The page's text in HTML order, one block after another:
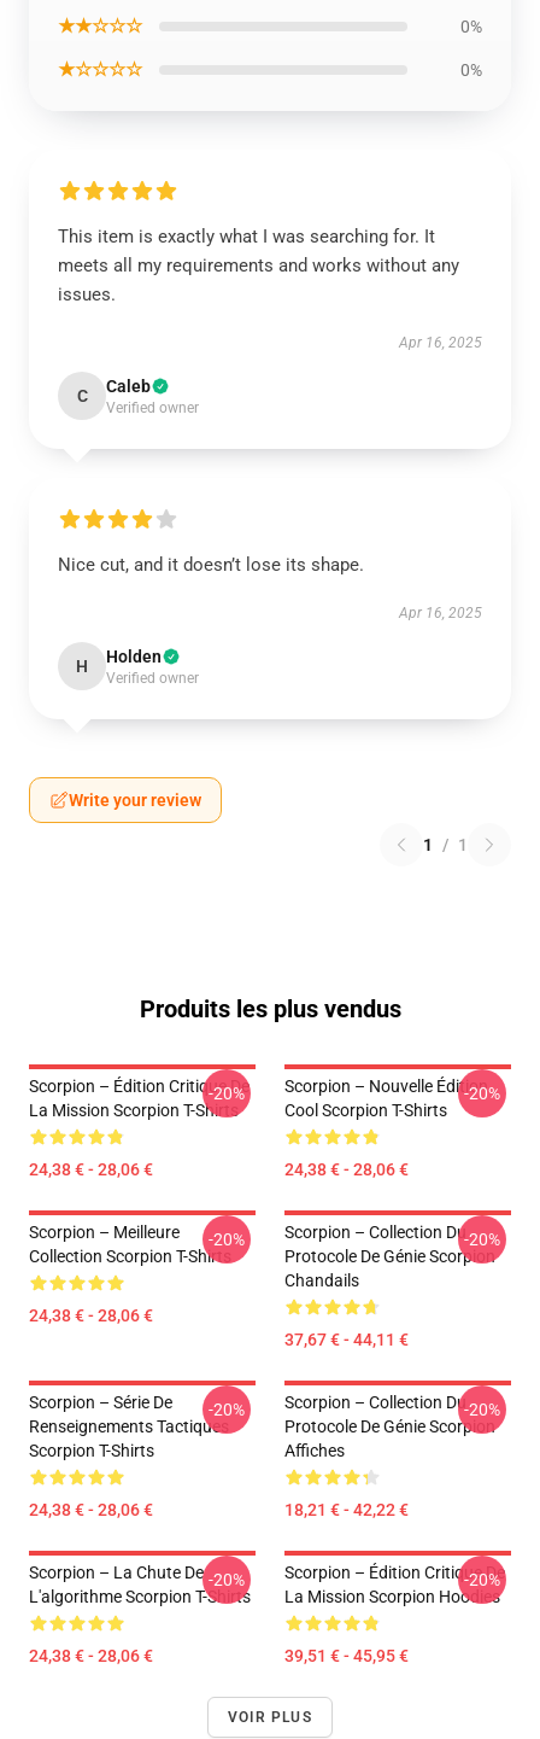
★★☆☆☆ 0%
★☆☆☆☆ 0%
This item is exactly what I was searching for. It
meets all my requirements and works without any
issues.
Apr 16, 2025
C Caleb
Verified owner
Nice cut, and it doesn’t lose its shape.
Apr 16, 2025
H Holden
Verified owner
Write your review
1 / 1
Produits les plus vendus
Scorpion – Édition Critique De
La Mission Scorpion T-Shirts
24,38 € - 28,06 €
-20%
Scorpion – Nouvelle Édition
Cool Scorpion T-Shirts
24,38 € - 28,06 €
-20%
Scorpion – Meilleure
Collection Scorpion T-Shirts
24,38 € - 28,06 €
-20%
Scorpion – Collection Du
Protocole De Génie Scorpion
Chandails
37,67 € - 44,11 €
-20%
Scorpion – Série De
Renseignements Tactiques
Scorpion T-Shirts
24,38 € - 28,06 €
-20%
Scorpion – Collection Du
Protocole De Génie Scorpion
Affiches
18,21 € - 42,22 €
-20%
Scorpion – La Chute De
L'algorithme Scorpion T-Shirts
24,38 € - 28,06 €
-20%
Scorpion – Édition Critique De
La Mission Scorpion Hoodies
39,51 € - 45,95 €
-20%
VOIR PLUS